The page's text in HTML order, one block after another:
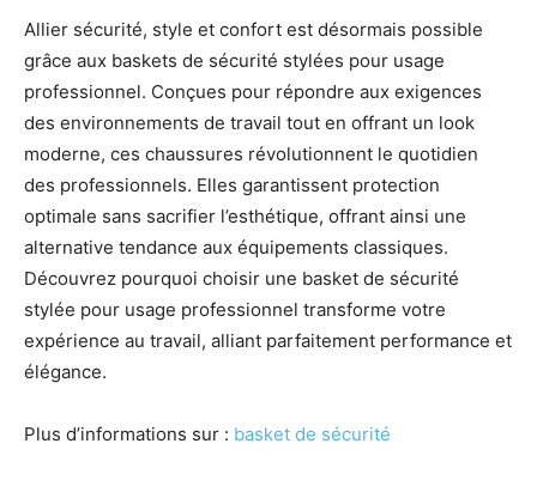
Allier sécurité, style et confort est désormais possible
grâce aux baskets de sécurité stylées pour usage
professionnel. Conçues pour répondre aux exigences
des environnements de travail tout en offrant un look
moderne, ces chaussures révolutionnent le quotidien
des professionnels. Elles garantissent protection
optimale sans sacrifier l’esthétique, offrant ainsi une
alternative tendance aux équipements classiques.
Découvrez pourquoi choisir une basket de sécurité
stylée pour usage professionnel transforme votre
expérience au travail, alliant parfaitement performance et
élégance.
Plus d’informations sur : basket de sécurité